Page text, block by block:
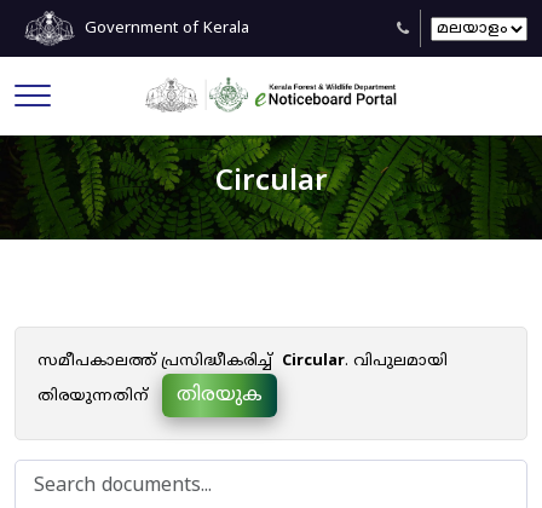
Government of Kerala
Circular
സമീപകാലത്ത് പ്രസിദ്ധീകരിച്ച് Circular. വിപുലമായി
തിരയുന്നതിന്
തിരയുക